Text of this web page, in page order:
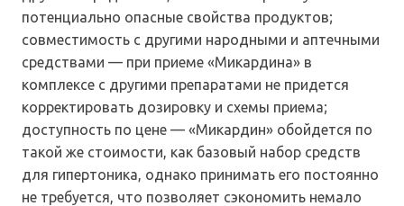
потенциально опасные свойства продуктов;
совместимость с другими народными и аптечными
средствами — при приеме «Микардина» в
комплексе с другими препаратами не придется
корректировать дозировку и схемы приема;
доступность по цене — «Микардин» обойдется по
такой же стоимости, как базовый набор средств
для гипертоника, однако принимать его постоянно
не требуется, что позволяет сэкономить немало